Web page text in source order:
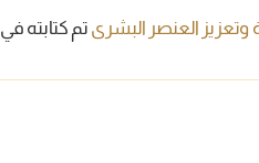
وتعزيز العنصر البشرى تم كتابته في